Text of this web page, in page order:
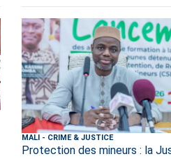
MALI- CRIME & JUSTICE
Protection des mineurs : la